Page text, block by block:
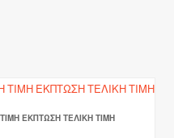
ΕΚΠΤΩΣΗ ΤΕΛΙΚΗ ΤΙΜΗ